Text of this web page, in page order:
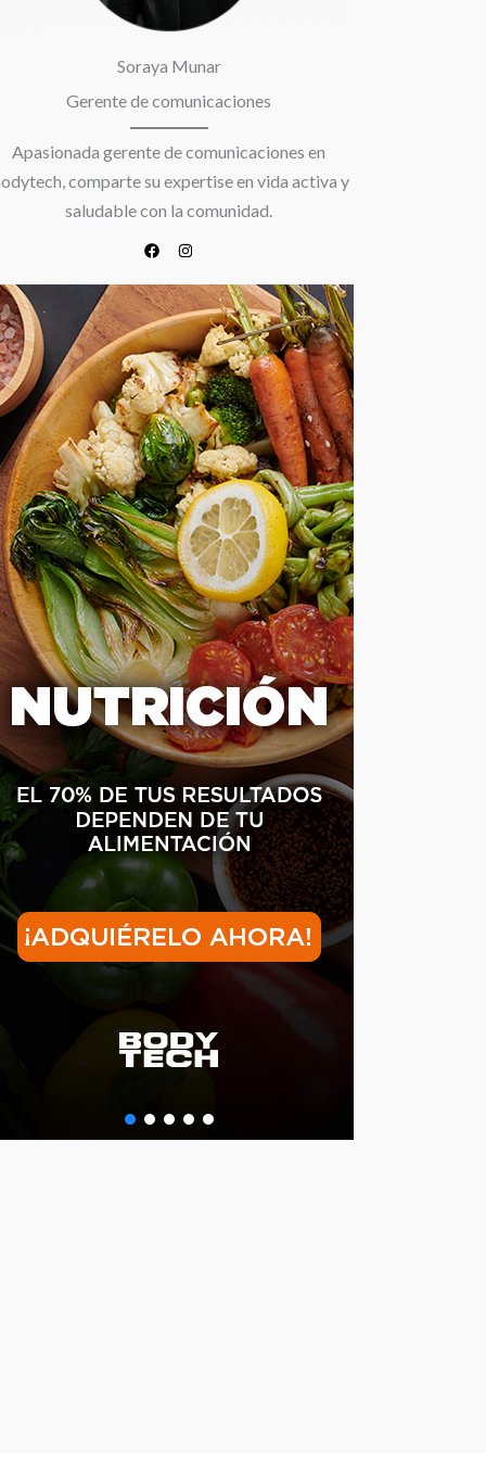
Soraya Munar
Gerente de comunicaciones
Apasionada gerente de comunicaciones en
comparte su expertise en vida activa y
saludable con la comunidad.